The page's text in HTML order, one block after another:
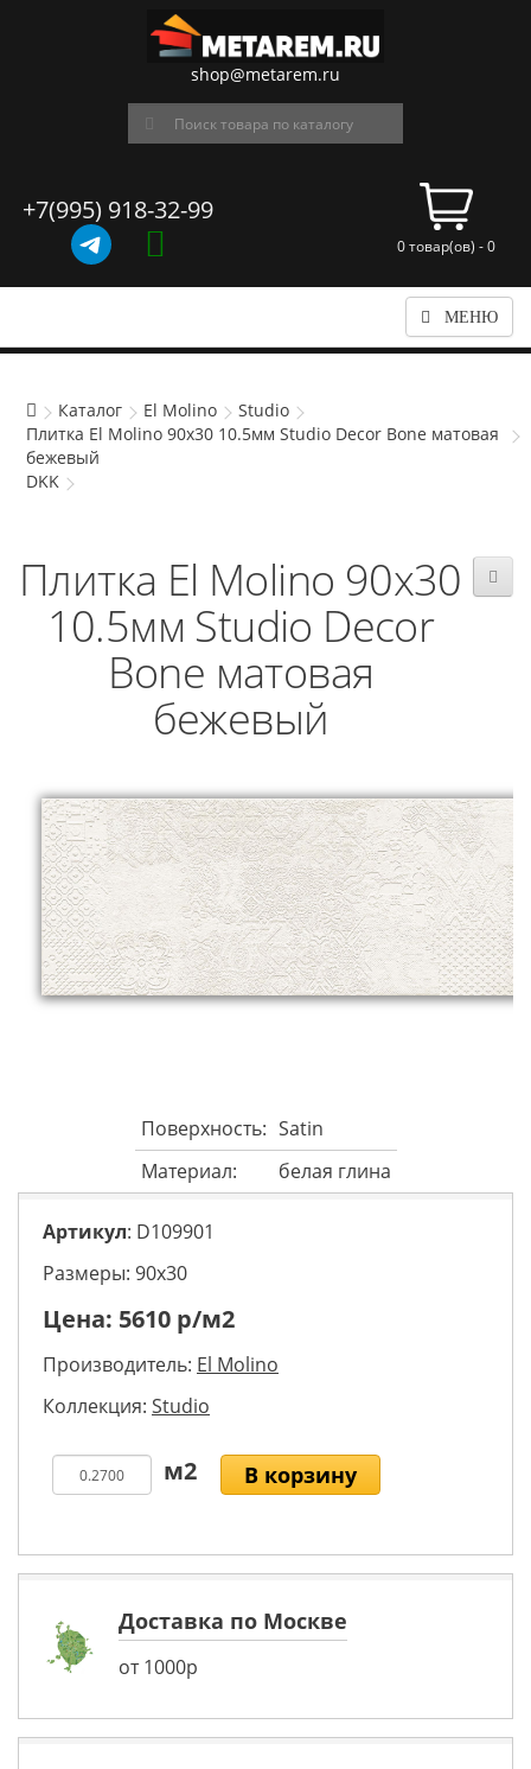
shop@metarem.ru
+7(995) 918-32-99
0 товар(ов) - 0
МЕНЮ
Каталог El Molino
Studio
Плитка El Molino 90x30 10.5мм Studio Decor Bone матовая
бежевый
DKK
Плитка El Molino 90x30
10.5мм Studio Decor
Bone матовая
бежевый
Поверхность: Satin
Материал:
белая глина
Артикул: D109901
Размеры: 90х30
Цена: 5610 р/м2
Производитель: El Molino
Коллекция: Studio
В корзину
Доставка по Москве
от 1000р